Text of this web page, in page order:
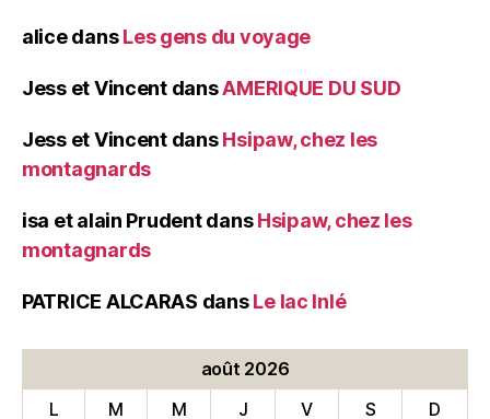
alicedansLes gens du voyage
Jess et VincentdansAMERIQUE DU SUD
Jess et VincentdansHsipaw, chez les
montagnards
isa et alain PrudentdansHsipaw, chez les
montagnards
PATRICE ALCARAS dansLe lac Inlé
août 2026
L
M M J V S D